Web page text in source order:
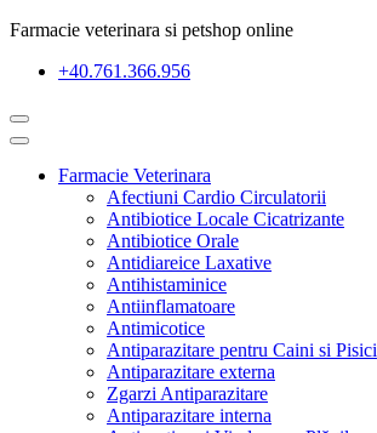
Farmacie veterinara si petshop online
+40.761.366.956
Farmacie Veterinara
Afectiuni Cardio Circulatorii
Antibiotice Locale Cicatrizante
Antibiotice Orale
Antidiareice Laxative
Antihistaminice
Antiinflamatoare
Antimicotice
Antiparazitare pentru Caini si Pisici
Antiparazitare externa
Zgarzi Antiparazitare
Antiparazitare interna